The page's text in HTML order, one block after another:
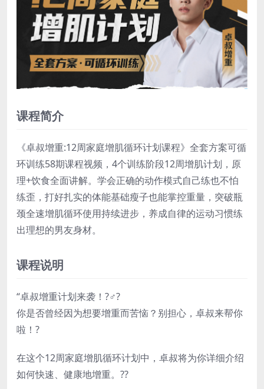
课程简介
《卓叔增重:12周家庭增肌循环计划课程》全套方案可循
环训练58期课程视频，4个训练阶段12周增肌计划，原
理+饮食全面讲解。学会正确的动作模式自己练也不怕
练歪，打好扎实的体能基础瘦子也能掌控重量，突破瓶
颈全速增肌循环使用持续进步，养成自律的运动习惯练
出理想的男友身材。
课程说明
“卓叔增重计划来袭！?️‍♂️?
你是否曾经因为想要增重而苦恼？别担心，卓叔来帮你
啦！?
在这个12周家庭增肌循环计划中，卓叔将为你详细介绍
如何快速、健康地增重。??